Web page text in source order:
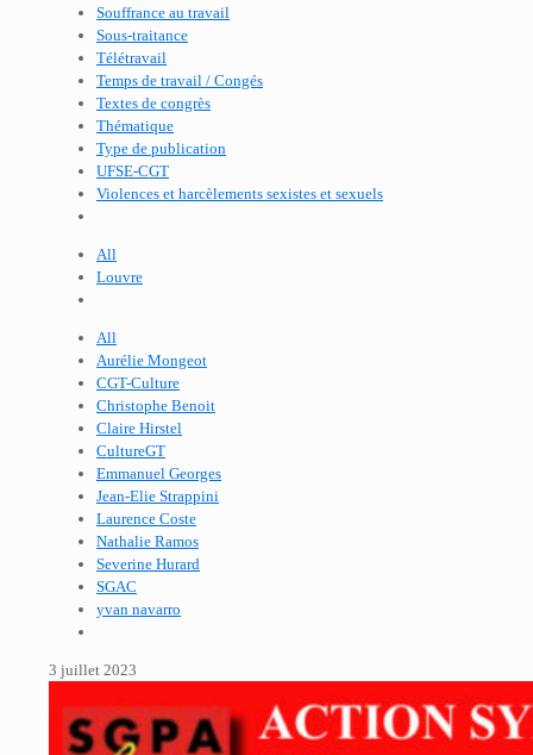
Souffrance au travail
Sous-traitance
Télétravail
Temps de travail / Congés
Textes de congrès
Thématique
Type de publication
UFSE-CGT
Violences et harcèlements sexistes et sexuels
All
Louvre
All
Aurélie Mongeot
CGT-Culture
Christophe Benoit
Claire Hirstel
CultureGT
Emmanuel Georges
Jean-Elie Strappini
Laurence Coste
Nathalie Ramos
Severine Hurard
SGAC
yvan navarro
3 juillet 2023